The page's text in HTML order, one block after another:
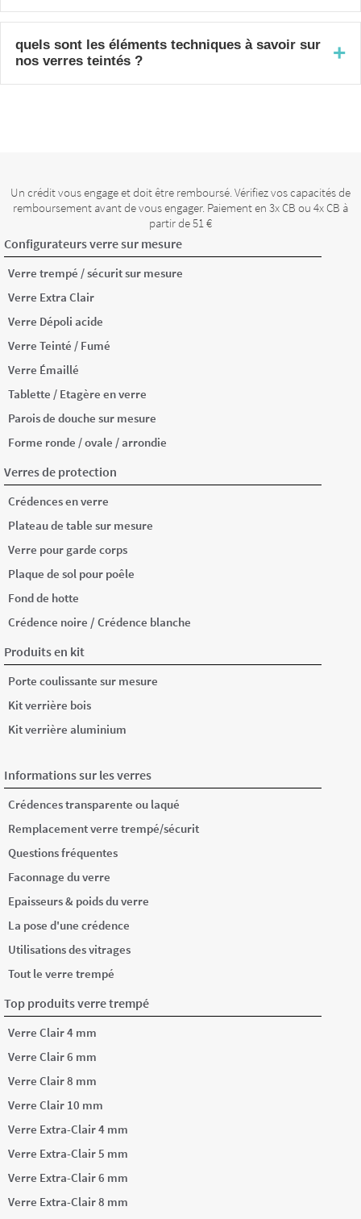
Oui, c'est un usage courant, le verre trempé
teinté supportant l'humidité comme un verre clair,
avec en plus l'avantage d'apporter de l'intimité
par la coloration.
quels sont les éléments techniques à savoir sur
nos verres teintés ?
+
disponible sur les teintés.
Un crédit vous engage et doit être remboursé. Vérifiez vos capacités de
remboursement avant de vous engager. Paiement en 3x CB ou 4x CB à
partir de 51 €
Configurateurs verre sur mesure
Verre trempé / sécurit sur mesure
Verre Extra Clair
Verre Dépoli acide
Verre Teinté / Fumé
Verre Émaillé
Tablette / Etagère en verre
Parois de douche sur mesure
Forme ronde / ovale / arrondie
Verres de protection
Crédences en verre
Plateau de table sur mesure
Verre pour garde corps
Plaque de sol pour poêle
Fond de hotte
Crédence noire / Crédence blanche
Produits en kit
Porte coulissante sur mesure
Kit verrière bois
Kit verrière aluminium
Informations sur les verres
Crédences transparente ou laqué
Remplacement verre trempé/sécurit
Questions fréquentes
Faconnage du verre
Epaisseurs & poids du verre
La pose d'une crédence
Utilisations des vitrages
Tout le verre trempé
Top produits verre trempé
Verre Clair 4 mm
Verre Clair 6 mm
Verre Clair 8 mm
Verre Clair 10 mm
Verre Extra-Clair 4 mm
Verre Extra-Clair 5 mm
Verre Extra-Clair 6 mm
Verre Extra-Clair 8 mm